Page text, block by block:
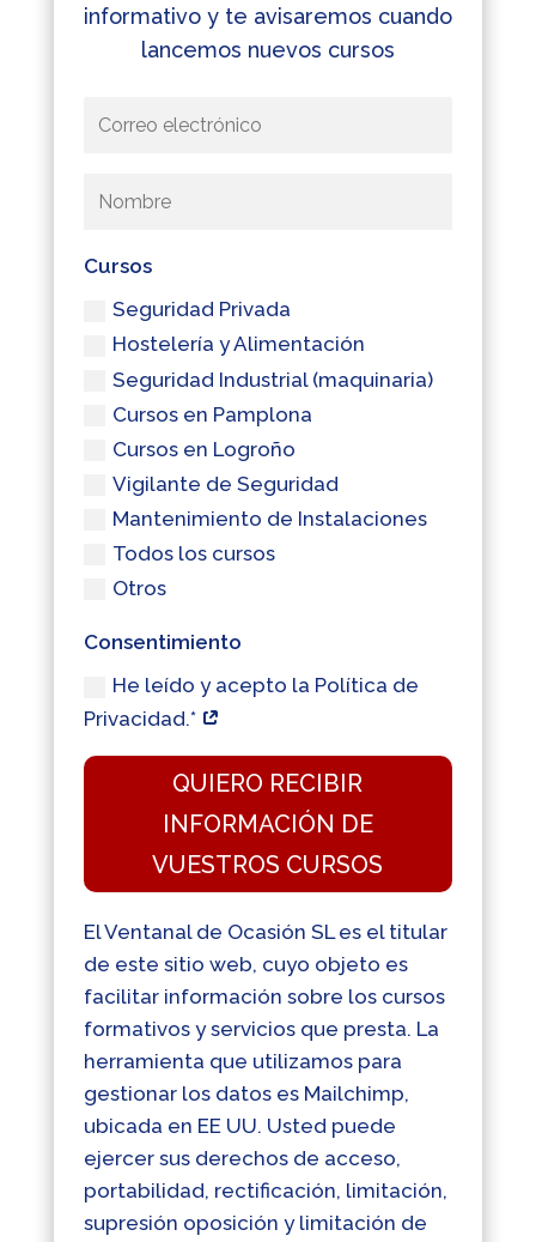
informativo y te avisaremos cuando
lancemos nuevos cursos
Cursos
Seguridad Privada
Hostelería y Alimentación
Seguridad Industrial (maquinaria)
Cursos en Pamplona
Cursos en Logroño
Vigilante de Seguridad
Mantenimiento de Instalaciones
Todos los cursos
Otros
Consentimiento
He leído y acepto la Política de
Privacidad.*
QUIERO RECIBIR
INFORMACIÓN DE
VUESTROS CURSOS
El Ventanal de Ocasión SL es el titular
de este sitio web, cuyo objeto es
facilitar información sobre los cursos
formativos y servicios que presta. La
herramienta que utilizamos para
gestionar los datos es Mailchimp,
ubicada en EE UU. Usted puede
ejercer sus derechos de acceso,
portabilidad, rectificación, limitación,
supresión oposición y limitación de